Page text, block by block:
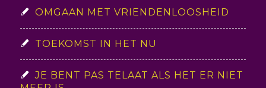
OMGAAN MET VRIENDENLOOSHEID
TOEKOMST IN HET NU
JE BENT PAS TELAAT ALS HET ER NIET